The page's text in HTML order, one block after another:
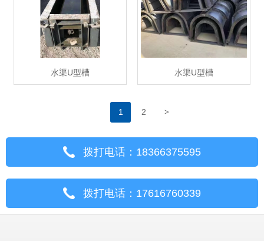
水渠U型槽 水渠U型槽
1 2 >
拨打电话：18366375595
拨打电话：17616760339